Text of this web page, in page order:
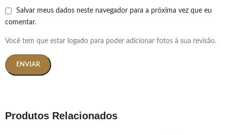
Salvar meus dados neste navegador para a próxima vez que eu
comentar.
Você tem que estar logado para poder adicionar fotos à sua revisão.
Produtos Relacionados